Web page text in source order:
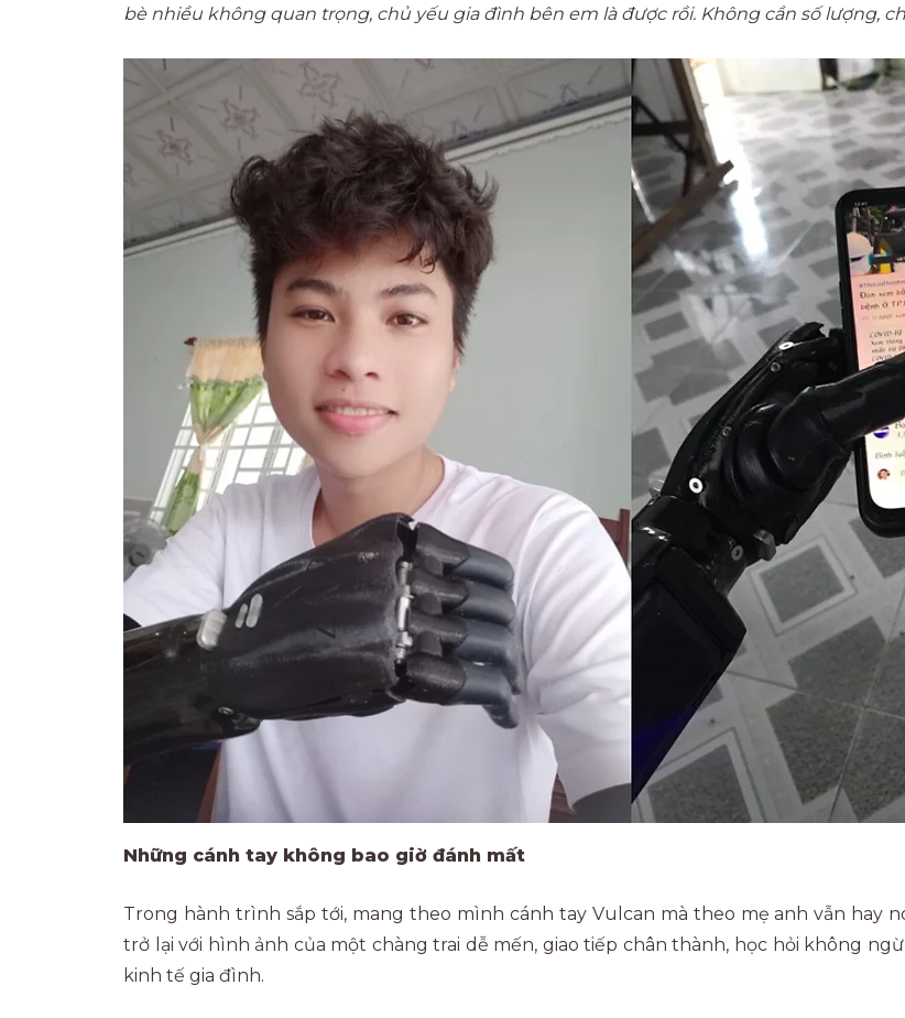
bè nhiều không quan trọng, chủ yếu gia đình bên em là được rồi. Không cần số lượng,
Những cánh tay không bao giờ đánh mất
Trong hành trình sắp tới, mang theo mình cánh tay Vulcan mà theo mẹ anh vẫn hay
trở lại với hình ảnh của một chàng trai dễ mến, giao tiếp chân thành, học hỏi không
kinh tế gia đình.